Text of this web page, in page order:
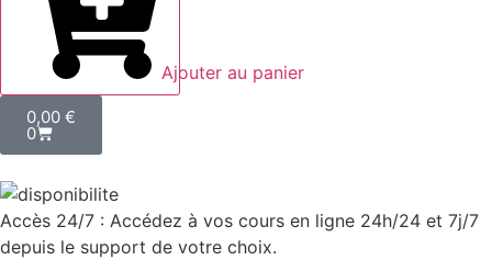
Ajouter au panier
0,00 €
0
Accès 24/7 : Accédez à vos cours en ligne 24h/24 et 7j/7
depuis le support de votre choix.